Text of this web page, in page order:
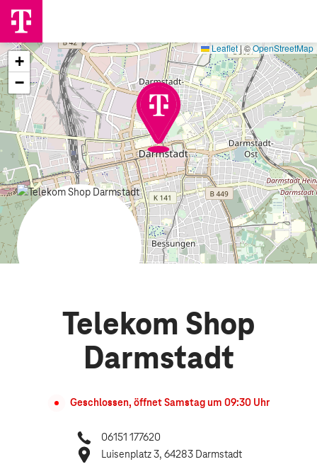
+
−
Leaflet|©OpenStreetMap
Telekom Shop
Darmstadt
Geschlossen, öffnetSamstag um 09:30 Uhr
06151 177620
Luisenplatz 3, 64283 Darmstadt